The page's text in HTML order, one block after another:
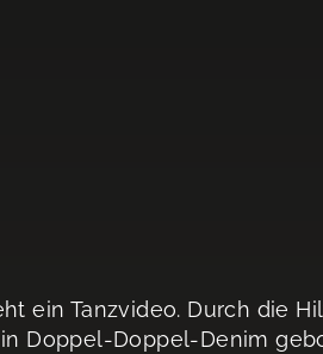
ein Tanzvideo. Durch die
Doppel-Doppel-Denim